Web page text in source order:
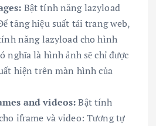
Bật tính năng lazyload
tăng hiệu suất tải trang web,
năng lazyload cho hình
nghĩa là hình ảnh sẽ chỉ được
hiện trên màn hình của
and videos:Bật tính
iframe và video: Tương tự